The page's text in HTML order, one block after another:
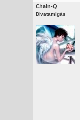
Chain-Q
Divatamigás